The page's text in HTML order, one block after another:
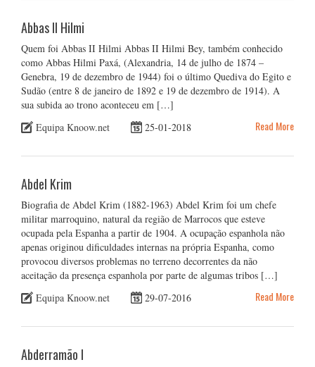
Abbas II Hilmi
Quem foi Abbas II Hilmi Abbas II Hilmi Bey, também conhecido
como Abbas Hilmi Paxá, (Alexandria, 14 de julho de 1874 –
Genebra, 19 de dezembro de 1944) foi o último Quediva do Egito e
Sudão (entre 8 de janeiro de 1892 e 19 de dezembro de 1914). A
sua subida ao trono aconteceu em […]
Equipa Knoow.net
25-01-2018 Read More
Abdel Krim
Biografia de Abdel Krim (1882-1963) Abdel Krim foi um chefe
militar marroquino, natural da região de Marrocos que esteve
ocupada pela Espanha a partir de 1904. A ocupação espanhola não
apenas originou dificuldades internas na própria Espanha, como
provocou diversos problemas no terreno decorrentes da não
aceitação da presença espanhola por parte de algumas tribos […]
Equipa Knoow.net
29-07-2016 Read More
Abderramão I